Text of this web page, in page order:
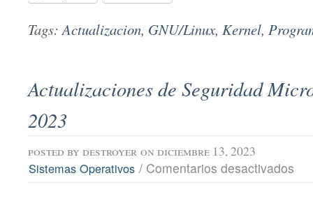
Tags:Actualizacion, GNU/Linux, Kernel,
Actualizaciones de Seguridad
2023
posted by destroyer on diciembre 13, 2023
Sistemas Operativos / Comentarios desactivados